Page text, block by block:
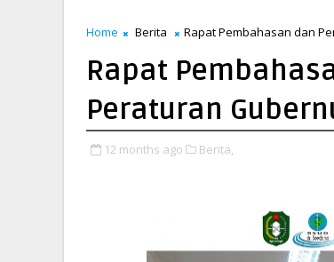
Home Berita Rapat Pembahasan dan
Rapat
Peraturan
12 months ago Berita,